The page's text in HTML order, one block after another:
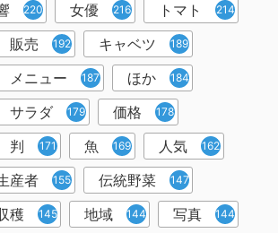
220 女優 216 トマト 214
販売 192 キャベツ 189
メニュー 187 ほか 184
サラダ 179 価格 178
判 171 魚 169 人気 162
産者 155 伝統野菜 147
穫 145 地域 144 写真 144